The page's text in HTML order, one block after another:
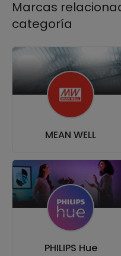
Marcas
categoría
MEAN WELL
PHILIPS Hue